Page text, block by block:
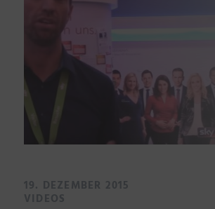
19. DEZEMBER 2015
VIDEOS